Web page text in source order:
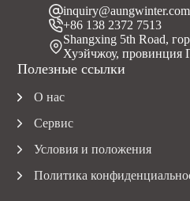
inquiry@aungwinter.com
+86 138 2372 7513
Shangxing 5th Road,
Хуэйчжоу, провинция
Полезные ссылки
О нас
Сервис
Условия и положения
Политика